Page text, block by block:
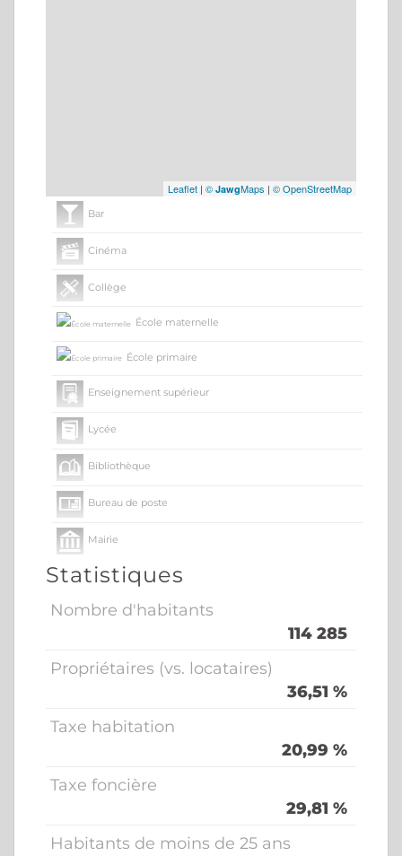
Leaflet | © JawgMaps | © OpenStreetMap
Bar
Cinéma
Collège
École maternelle
École primaire
Enseignement supérieur
Lycée
Bibliothèque
Bureau de poste
Mairie
Presse et Tabac
Statistiques
Nombre d'habitants
114 285
Propriétaires (vs. locataires)
36,51 %
Taxe habitation
20,99 %
Taxe foncière
29,81 %
Habitants de moins de 25 ans